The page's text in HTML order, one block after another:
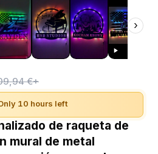
›
€+
10 hours left
de raqueta de
mural de metal